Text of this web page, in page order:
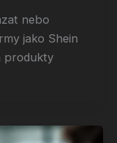
nebo
jako Shein
produkty